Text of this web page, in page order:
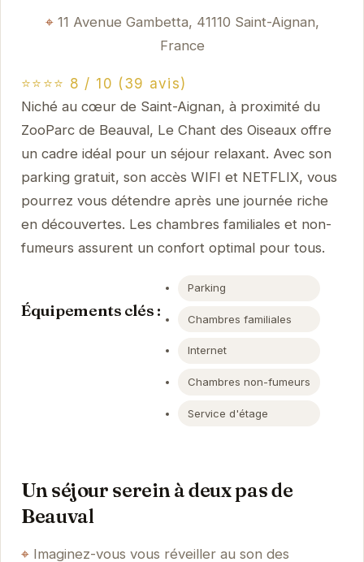
11 Avenue Gambetta, 41110 Saint-Aignan,
France
⭐⭐⭐⭐ 8 / 10 (39 avis)
Niché au cœur de Saint-Aignan, à proximité du
ZooParc de Beauval, Le Chant des Oiseaux offre
un cadre idéal pour un séjour relaxant. Avec son
parking gratuit, son accès WIFI et NETFLIX, vous
pourrez vous détendre après une journée riche
en découvertes. Les chambres familiales et non-
fumeurs assurent un confort optimal pour tous.
Équipements clés :
Parking
Chambres familiales
Internet
Chambres non-fumeurs
Service d'étage
Un séjour serein à deux pas de
Beauval
Imaginez-vous vous réveiller au son des